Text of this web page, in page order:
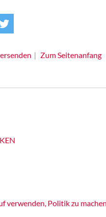
Zum Seitenanfang
verwenden, Politik zu machen